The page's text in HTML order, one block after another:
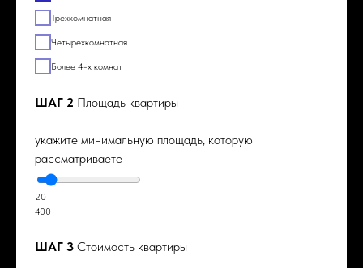
Трехкомнатная
Четырехкомнатная
Более 4-х комнат
ШАГ 2 Площадь квартиры
укажите минимальную площадь, которую
рассматриваете
20
400
ШАГ 3 Стоимость квартиры